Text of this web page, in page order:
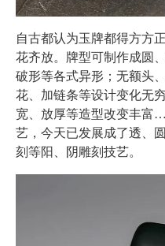
自古都认为玉牌都得方方
花齐放。牌型可制作成圆
破形等各式异形；无额头
花、加链条等设计变化无
宽、放厚等造型改变丰富
艺，今天已发展成了透、
刻等阳、阴雕刻技艺。